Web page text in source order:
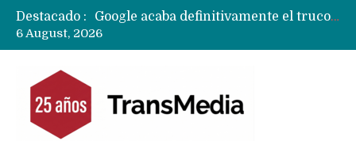
Destacado :
Google acaba definitivamente el truco para pagar con NFC en celulares Xiaomi, Oppo, Vivo y Huawei con ROM china
6 August, 2026